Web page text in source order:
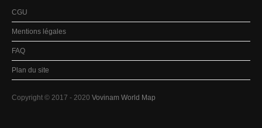
CGU
Mentions légales
FAQ
Plan du site
Copyright © 2017 - 2020 Vovinam World Map